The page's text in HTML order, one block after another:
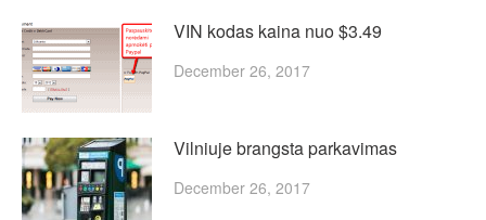
VIN kodas kaina nuo $3.49
December 26, 2017
Vilniuje brangsta parkavimas
December 26, 2017